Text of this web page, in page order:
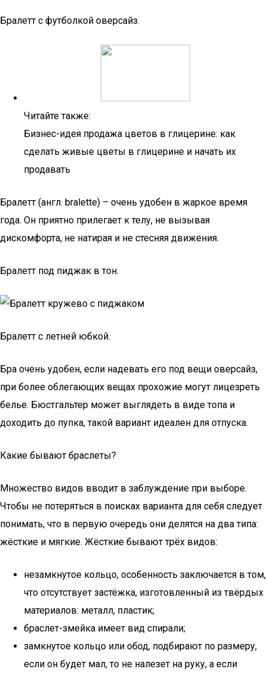
Бралетт с футболкой оверсайз.
Читайте также:
Бизнес-идея продажа цветов в глицерине: как
сделать живые цветы в глицерине и начать их
продавать
Бралетт (англ. bralette) – очень удобен в жаркое время
года. Он приятно прилегает к телу, не вызывая
дискомфорта, не натирая и не стесняя движения.
Бралетт под пиджак в тон.
Бралетт с летней юбкой.
Бра очень удобен, если надевать его под вещи оверсайз,
при более облегающих вещах прохожие могут лицезреть
белье. Бюстгальтер может выглядеть в виде топа и
доходить до пупка, такой вариант идеален для отпуска.
Какие бывают браслеты?
Множество видов вводит в заблуждение при выборе.
Чтобы не потеряться в поисках варианта для себя следует
понимать, что в первую очередь они делятся на два типа:
жёсткие и мягкие. Жёсткие бывают трёх видов:
незамкнутое кольцо, особенность заключается в том,
что отсутствует застёжка, изготовленный из твёрдых
материалов: металл, пластик;
браслет-змейка имеет вид спирали;
замкнутое кольцо или обод, подбирают по размеру,
если он будет мал, то не налезет на руку, а если